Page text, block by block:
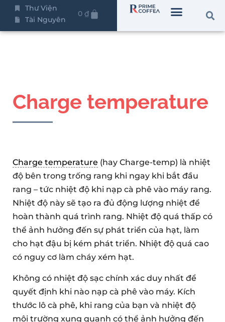
Thư Viện
Tài Nguyên
0 ₫
Charge temperature
Charge temperature (hay Charge-temp) là nhiệt
độ bên trong trống rang khi ngay khi bắt đầu
rang – tức nhiệt độ khi nạp cà phê vào máy rang.
Nhiệt độ này sẽ tạo ra đủ động lượng nhiệt để
hoàn thành quá trình rang. Nhiệt độ quá thấp có
thể ảnh hưởng đến sự phát triển của hạt, làm
cho hạt đậu bị kém phát triển. Nhiệt độ quá cao
có nguy cơ làm cháy xém hạt.
Không có nhiệt độ sạc chính xác duy nhất để
quyết định khi nào nạp cà phê vào máy. Kích
thước lô cà phê, khi rang của bạn và nhiệt độ
môi trường xung quanh có thể ảnh hưởng đến